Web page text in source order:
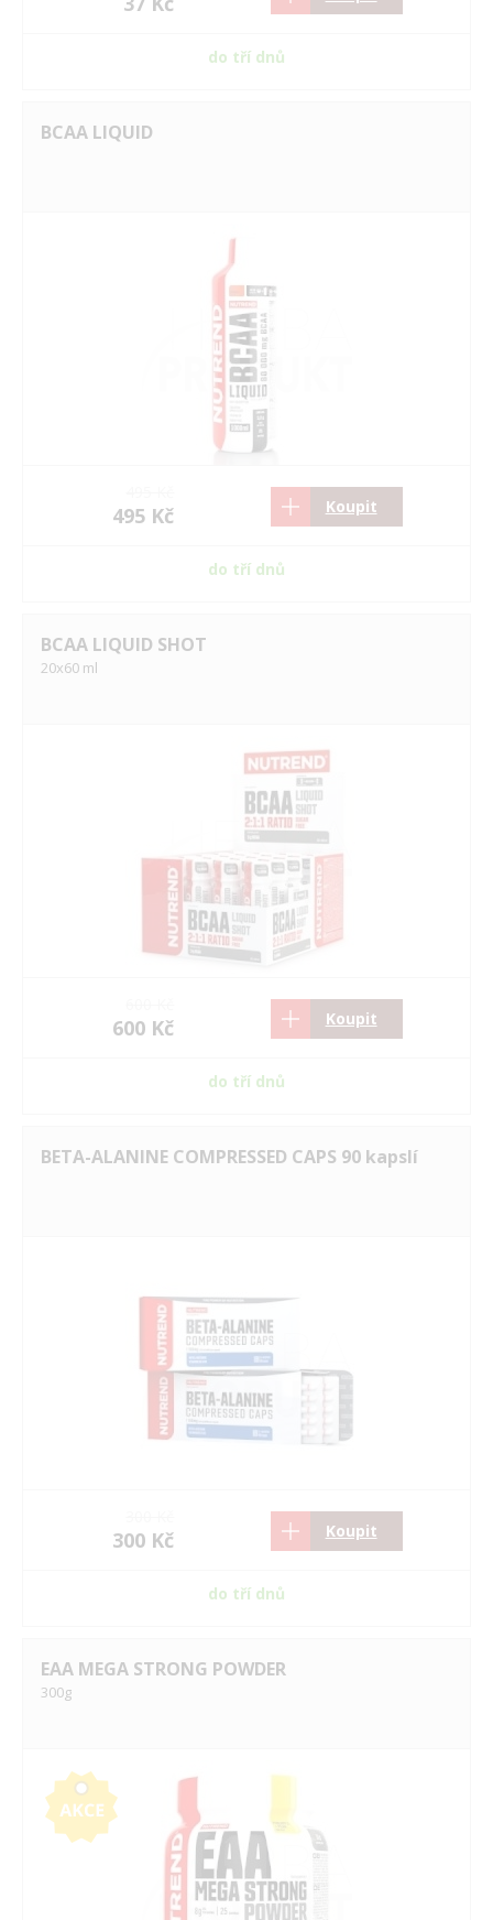
do tří dnů
BCAA LIQUID
495 Kč Koupit
do tří dnů
BCAA LIQUID SHOT
20x60 ml
600 Kč Koupit
do tří dnů
BETA-ALANINE COMPRESSED CAPS 90 kapslí
300 Kč Koupit
do tří dnů
EAA MEGA STRONG POWDER
300g